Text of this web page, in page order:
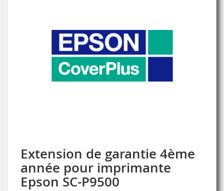
Extension de garantie 4ème
année pour imprimante
Epson SC-P9500
Skip
to
the
beginning